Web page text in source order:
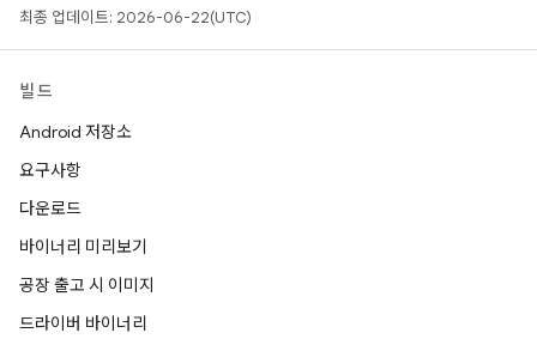
최종 업데이트: 2026-06-22(UTC)
빌드
Android 저장소
요구사항
다운로드
바이너리 미리보기
공장 출고 시 이미지
드라이버 바이너리